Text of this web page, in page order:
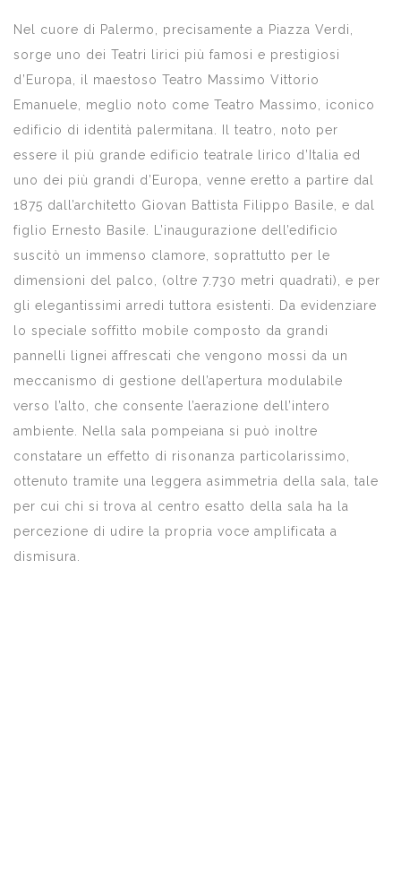
Nel cuore di Palermo, precisamente a Piazza Verdi,
sorge uno dei Teatri lirici più famosi e prestigiosi
d’Europa, il maestoso Teatro Massimo Vittorio
Emanuele, meglio noto come Teatro Massimo, iconico
edificio di identità palermitana. Il teatro, noto per
essere il più grande edificio teatrale lirico d’Italia ed
uno dei più grandi d’Europa, venne eretto a partire dal
1875 dall’architetto Giovan Battista Filippo Basile, e dal
figlio Ernesto Basile. L’inaugurazione dell’edificio
suscitò un immenso clamore, soprattutto per le
dimensioni del palco, (oltre 7.730 metri quadrati), e per
gli elegantissimi arredi tuttora esistenti. Da evidenziare
lo speciale soffitto mobile composto da grandi
pannelli lignei affrescati che vengono mossi da un
meccanismo di gestione dell’apertura modulabile
verso l’alto, che consente l’aerazione dell’intero
ambiente. Nella sala pompeiana si può inoltre
constatare un effetto di risonanza particolarissimo,
ottenuto tramite una leggera asimmetria della sala, tale
per cui chi si trova al centro esatto della sala ha la
percezione di udire la propria voce amplificata a
dismisura.